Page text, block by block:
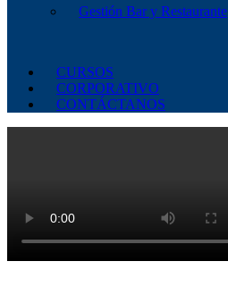
Gestión Bar y Restaurante
CURSOS
CORPORATIVO
CONTÁCTANOS